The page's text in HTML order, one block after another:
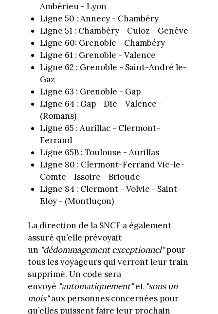
Ambérieu - Lyon
Ligne 50 : Annecy - Chambéry
Ligne 51 : Chambéry - Culoz - Genève
Ligne 60: Grenoble - Chambéry
Ligne 61 : Grenoble - Valence
Ligne 62 : Grenoble - Saint-André le-
Gaz
Ligne 63 : Grenoble - Gap
Ligne 64 : Gap - Die - Valence -
(Romans)
Ligne 65 : Aurillac - Clermont-
Ferrand
Ligne 65B : Toulouse - Aurillas
Ligne 80 : Clermont-Ferrand Vic-le-
Comte - Issoire - Brioude
Ligne 84 : Clermont - Volvic - Saint-
Eloy - (Montluçon)
La direction de la SNCF a également
assuré qu’elle prévoyait
un "dédommagement exceptionnel"pour
tous les voyageurs qui verront leur train
supprimé. Un code sera
envoyé "automatiquement"et "sous un
mois"aux personnes concernées pour
qu’elles puissent faire leur prochain